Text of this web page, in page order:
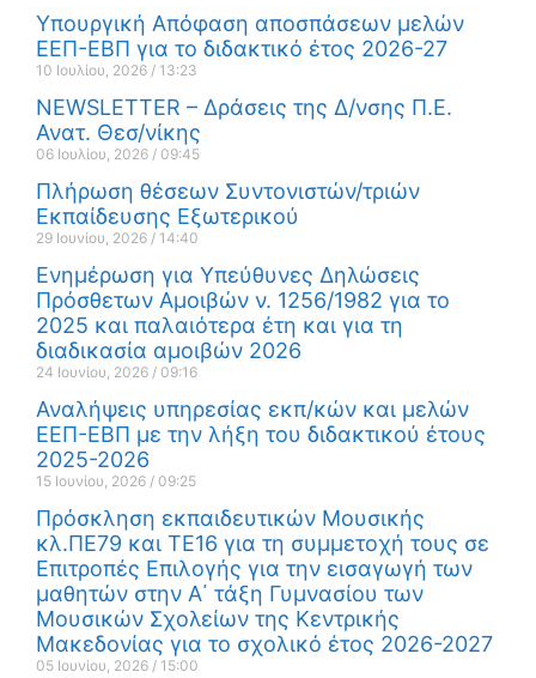
Υπουργική Απόφαση αποσπάσεων μελών
ΕΕΠ-ΕΒΠ για το διδακτικό έτος 2026-27
10 Ιουλίου, 2026 13:23
NEWSLETTER – Δράσεις της Δ/νσης Π.Ε.
Ανατ. Θεσ/νίκης
06 Ιουλίου, 2026 09:45
Πλήρωση θέσεων Συντονιστών/τριών
Εκπαίδευσης Εξωτερικού
29 Ιουνίου, 2026 14:40
Ενημέρωση για Υπεύθυνες Δηλώσεις
Πρόσθετων Αμοιβών ν. 1256/1982 για το
2025 και παλαιότερα έτη και για τη
διαδικασία αμοιβών 2026
24 Ιουνίου, 2026 09:16
Αναλήψεις υπηρεσίας εκπ/κών και μελών
ΕΕΠ-ΕΒΠ με την λήξη του διδακτικού έτους
2025-2026
15 Ιουνίου, 2026 09:25
Πρόσκληση εκπαιδευτικών Μουσικής
κλ.ΠΕ79 και ΤΕ16 για τη συμμετοχή τους σε
Επιτροπές Επιλογής για την εισαγωγή των
μαθητών στην Α΄ τάξη Γυμνασίου των
Μουσικών Σχολείων της Κεντρικής
Μακεδονίας για το σχολικό έτος 2026-2027
05 Ιουνίου, 2026 15:00